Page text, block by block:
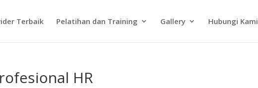
Terbaik Pelatihan dan Training Gallery Hubungi Kami
HR